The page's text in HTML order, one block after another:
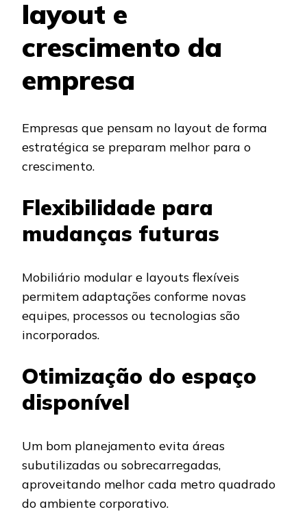
layout e
crescimento da
empresa
Empresas que pensam no layout de forma
estratégica se preparam melhor para o
crescimento.
Flexibilidade para
mudanças futuras
Mobiliário modular e layouts flexíveis
permitem adaptações conforme novas
equipes, processos ou tecnologias são
incorporados.
Otimização do espaço
disponível
Um bom planejamento evita áreas
subutilizadas ou sobrecarregadas,
aproveitando melhor cada metro quadrado
do ambiente corporativo.